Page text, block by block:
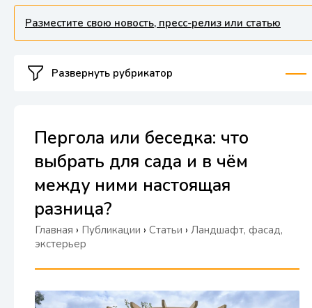
Разместите свою новость, пресс-релиз или статью
Развернуть рубрикатор
Пергола или беседка: что
выбрать для сада и в чём
между ними настоящая
разница?
Главная › Публикации › Статьи › Ландшафт, фасад,
экстерьер